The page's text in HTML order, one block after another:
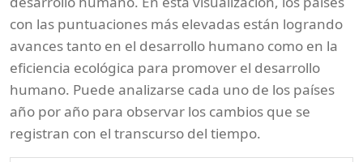
con las puntuaciones más elevadas están logrando
avances tanto en el desarrollo humano como en la
eficiencia ecológica para promover el desarrollo
humano. Puede analizarse cada uno de los países
año por año para observar los cambios que se
registran con el transcurso del tiempo.